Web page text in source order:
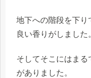
地下への階段を下り
良い香りがしました
そしてそこにはま
がありました。